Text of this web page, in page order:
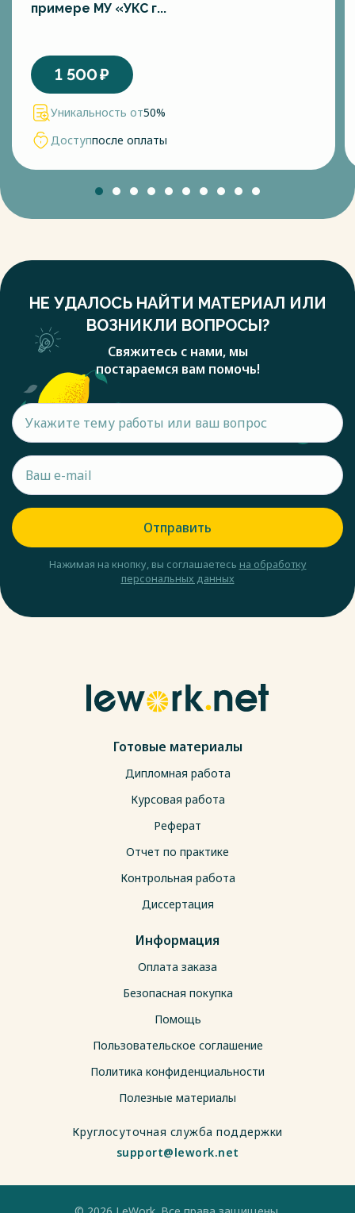
примере МУ «УКС г...
1 500₽
Уникальность от50%
Доступпосле оплаты
НЕ УДАЛОСЬ НАЙТИ МАТЕРИАЛ ИЛИ
ВОЗНИКЛИ ВОПРОСЫ?
Свяжитесь с нами, мы
постараемся вам помочь!
Отправить
Нажимая на кнопку, вы соглашаетесь на обработку
персональных данных
Готовые материалы
Дипломная работа
Курсовая работа
Реферат
Отчет по практике
Контрольная работа
Диссертация
Информация
Оплата заказа
Безопасная покупка
Помощь
Пользовательское соглашение
Политика конфиденциальности
Полезные материалы
Круглосуточная служба поддержки
support@lework.net